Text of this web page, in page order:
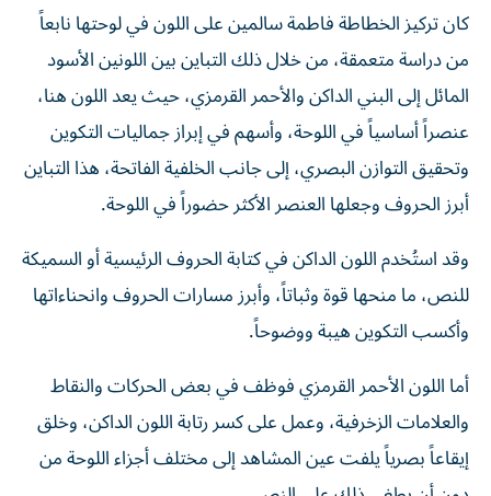
كان تركيز الخطاطة فاطمة سالمين على اللون في لوحتها نابعاً
من دراسة متعمقة، من خلال ذلك التباين بين اللونين الأسود
المائل إلى البني الداكن والأحمر القرمزي، حيث يعد اللون هنا،
عنصراً أساسياً في اللوحة، وأسهم في إبراز جماليات التكوين
وتحقيق التوازن البصري، إلى جانب الخلفية الفاتحة، هذا التباين
أبرز الحروف وجعلها العنصر الأكثر حضوراً في اللوحة.
وقد استُخدم اللون الداكن في كتابة الحروف الرئيسية أو السميكة
للنص، ما منحها قوة وثباتاً، وأبرز مسارات الحروف وانحناءاتها
وأكسب التكوين هيبة ووضوحاً.
أما اللون الأحمر القرمزي فوظف في بعض الحركات والنقاط
والعلامات الزخرفية، وعمل على كسر رتابة اللون الداكن، وخلق
إيقاعاً بصرياً يلفت عين المشاهد إلى مختلف أجزاء اللوحة من